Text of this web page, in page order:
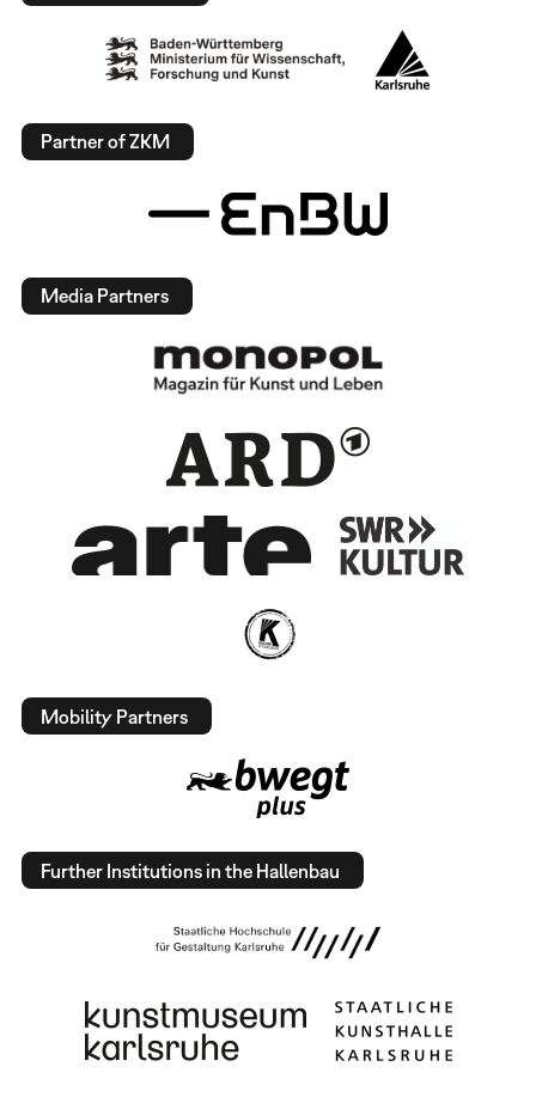
Partner of ZKM
Media Partners
Mobility Partners
Further Institutions in the Hallenbau